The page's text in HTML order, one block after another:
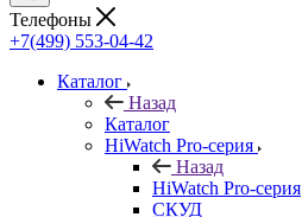
Телефоны
+7(499) 553-04-42
Каталог
Назад
Каталог
HiWatch Pro-серия
Назад
HiWatch Pro-серия
CКУД